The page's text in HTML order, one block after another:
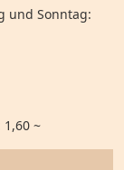
und Sonntag:
1,60 ~